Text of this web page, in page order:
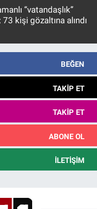
“vatandaşlık”
kişi gözaltına alındı
BEĞEN
TAKIP ET
TAKIP ET
ABONE OL
İLETIŞIM